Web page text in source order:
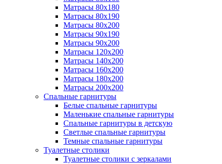
Матрасы 80х180
Матрасы 80х190
Матрасы 80х200
Матрасы 90х190
Матрасы 90х200
Матрасы 120х200
Матрасы 140х200
Матрасы 160х200
Матрасы 180х200
Матрасы 200х200
Спальные гарнитуры
Белые спальные гарнитуры
Маленькие спальные гарнитуры
Спальные гарнитуры в детскую
Светлые спальные гарнитуры
Темные спальные гарнитуры
Туалетные столики
Туалетные столики с зеркалами